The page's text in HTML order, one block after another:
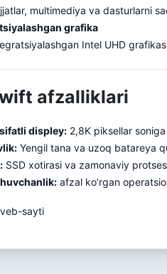
multimediya va dasturlarni
grafika
Intel UHD
afzalliklari
displey: 2,8K piksellar
Yengil tana va uzoq batareya
SSD xotirasi va zamonaviy
afzal ko’rgan
sayti